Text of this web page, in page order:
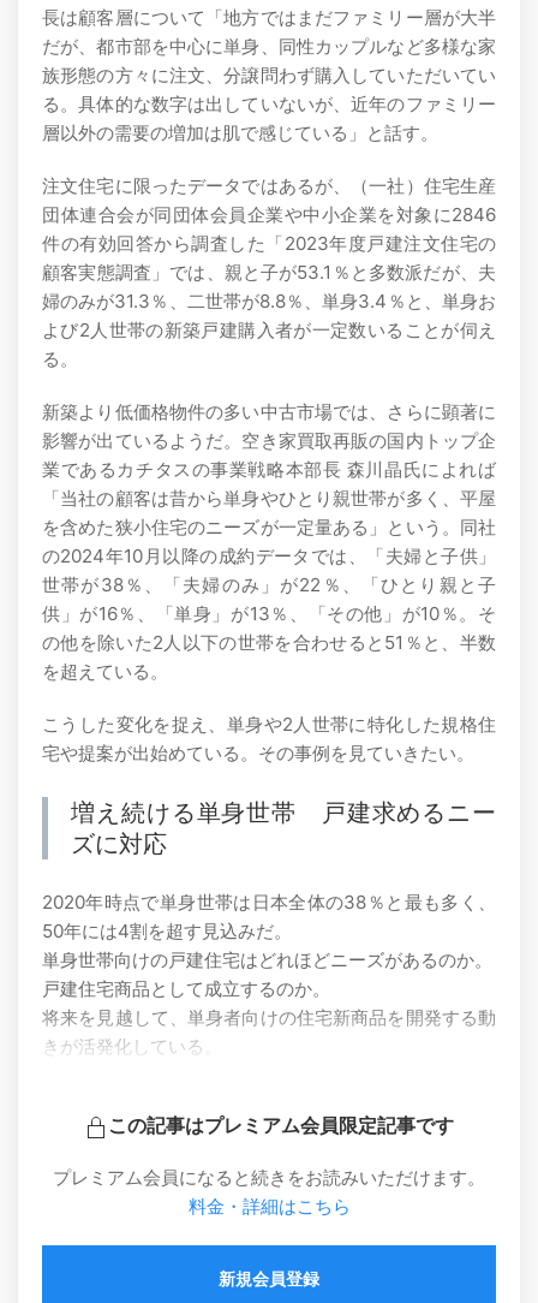
長は顧客層について「地方ではまだファミリー層が大半
だが、都市部を中心に単身、同性カップルなど多様な家
族形態の方々に注文、分譲問わず購入していただいてい
る。具体的な数字は出していないが、近年のファミリー
層以外の需要の増加は肌で感じている」と話す。
注文住宅に限ったデータではあるが、（一社）住宅生産
団体連合会が同団体会員企業や中小企業を対象に2846
件の有効回答から調査した「2023年度戸建注文住宅の
顧客実態調査」では、親と子が53.1％と多数派だが、夫
婦のみが31.3％、二世帯が8.8％、単身3.4％と、単身お
よび2人世帯の新築戸建購入者が一定数いることが伺え
る。
新築より低価格物件の多い中古市場では、さらに顕著に
影響が出ているようだ。空き家買取再販の国内トップ企
業であるカチタスの事業戦略本部長 森川晶氏によれば
「当社の顧客は昔から単身やひとり親世帯が多く、平屋
を含めた狭小住宅のニーズが一定量ある」という。同社
の2024年10月以降の成約データでは、「夫婦と子供」
世帯が38％、「夫婦のみ」が22％、「ひとり親と子
供」が16％、「単身」が13％、「その他」が10％。そ
の他を除いた2人以下の世帯を合わせると51％と、半数
を超えている。
こうした変化を捉え、単身や2人世帯に特化した規格住
宅や提案が出始めている。その事例を見ていきたい。
増え続ける単身世帯 戸建求めるニー
ズに対応
2020年時点で単身世帯は日本全体の38％と最も多く、
50年には4割を超す見込みだ。
単身世帯向けの戸建住宅はどれほどニーズがあるのか。
戸建住宅商品として成立するのか。
将来を見越して、単身者向けの住宅新商品を開発する動
きが活発化している。
この記事はプレミアム会員限定記事です
プレミアム会員になると続きをお読みいただけます。
料金・詳細はこちら
新規会員登録